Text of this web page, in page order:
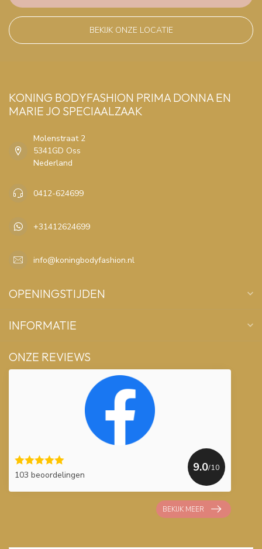
BEKIJK ONZE LOCATIE
KONING BODYFASHION PRIMA DONNA EN
MARIE JO SPECIAALZAAK
Molenstraat 2
5341GD Oss
Nederland
0412-624699
+31412624699
info@koningbodyfashion.nl
OPENINGSTIJDEN
INFORMATIE
ONZE REVIEWS
103 beoordelingen
9.0/10
BEKIJK MEER